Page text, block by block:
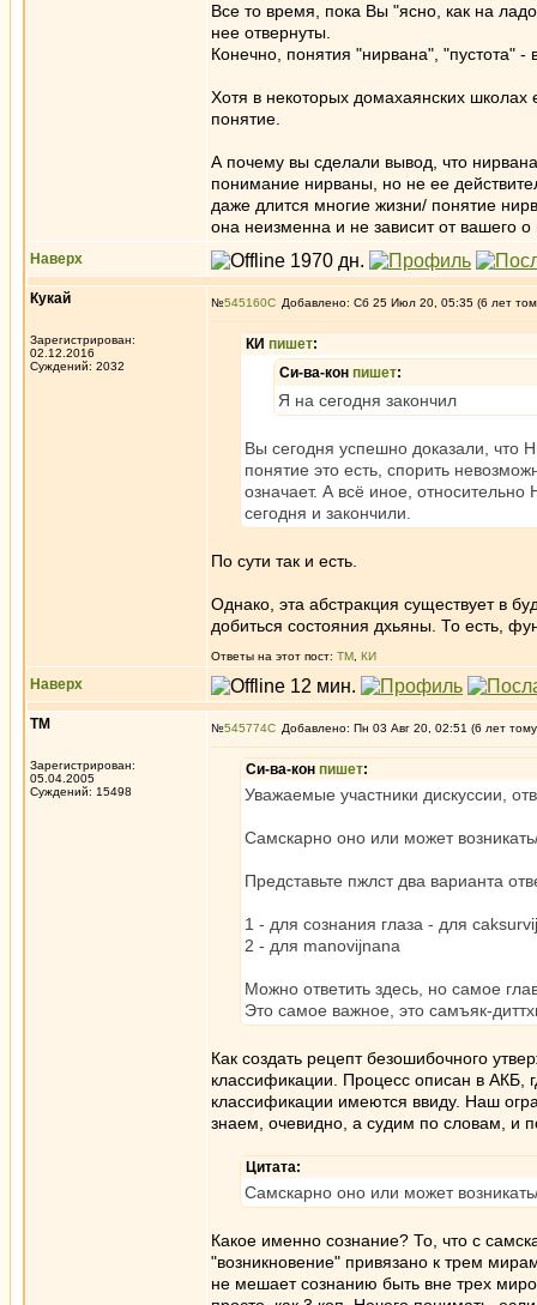
Все то время, пока Вы "ясно, как на
нее отвернуты.
Конечно, понятия "нирвана", "пустота"
Хотя в некоторых домахаянских школах
понятие.
А почему вы сделали вывод, что
понимание нирваны, но не ее
даже длится многие жизни/ понятие
она неизменна и не зависит от вашего
Наверх
Кукай
Зарегистрирован:
02.12.2016
Суждений: 2032
№545160 Добавлено: Сб 25 Июл 20, 05:35 (6 лет
КИ пишет:
Си-ва-кон пишет:
Я на сегодня закончил
Вы сегодня успешно доказали, что
понятие это есть, спорить
означает. А всё иное,
сегодня и закончили.
По сути так и есть.
Однако, эта абстракция существует в
добиться состояния дхьяны. То есть,
Ответы на этот пост: ТМ КИ
Наверх
ТМ
Зарегистрирован:
05.04.2005
Суждений: 15498
№545774 Добавлено: Пн 03 Авг 20, 02:51 (6 лет
Си-ва-кон пишет:
Уважаемые участники дискуссии,
Самскарно оно или может
Представьте пжлст два варианта
1 - для сознания глаза - для
2 - для manovijnana
Можно ответить здесь, но самое
Это самое важное, это самъяк-
Как создать рецепт безошибочного
классификации. Процесс описан в АКБ,
классификации имеются ввиду. Наш
знаем, очевидно, а судим по словам, и
Цитата:
Самскарно оно или может
Какое именно сознание? То, что с
"возникновение" привязано к трем
не мешает сознанию быть вне трех